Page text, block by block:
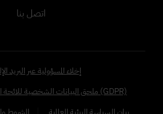
اتصل بنا
إخلاء المسؤولية عبر البريد
ملحق البيانات الشخصية للائحة العامة لحماية البيانات (GDPR)